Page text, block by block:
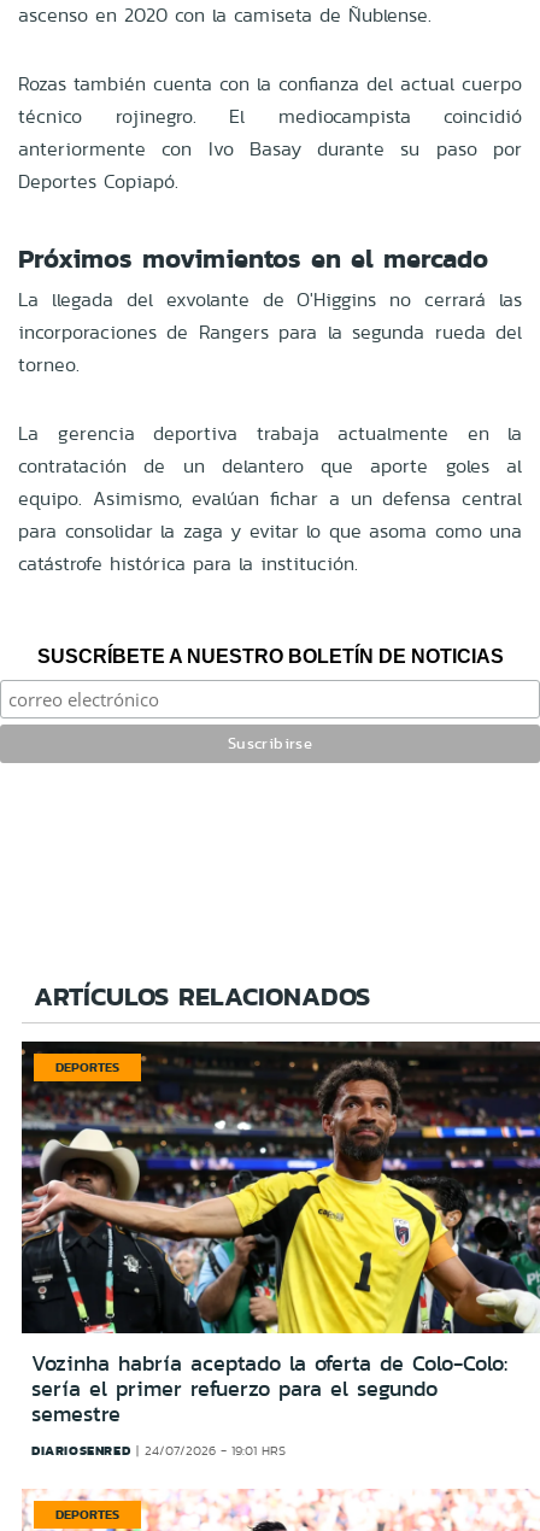
ascenso en 2020 con la camiseta de Ñublense.
Rozas también cuenta con la confianza del actual cuerpo
técnico rojinegro. El mediocampista coincidió
anteriormente con Ivo Basay durante su paso por
Deportes Copiapó.
Próximos movimientos en el mercado
La llegada del exvolante de O'Higgins no cerrará las
incorporaciones de Rangers para la segunda rueda del
torneo.
La gerencia deportiva trabaja actualmente en la
contratación de un delantero que aporte goles al
equipo. Asimismo, evalúan fichar a un defensa central
para consolidar la zaga y evitar lo que asoma como una
catástrofe histórica para la institución.
SUSCRÍBETE A NUESTRO BOLETÍN DE NOTICIAS
ARTÍCULOS RELACIONADOS
DEPORTES
Vozinha habría aceptado la oferta de Colo-Colo:
sería el primer refuerzo para el segundo
semestre
DIARIOSENRED 24/07/2026 - 19:01 HRS
DEPORTES